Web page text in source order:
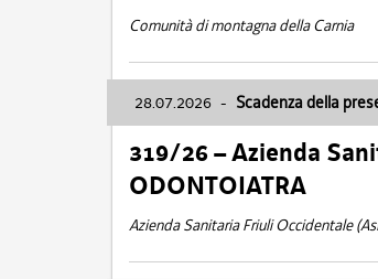
Comunità di montagna della Carnia
28.07.2026 - Scadenza della
319/26 – Azienda
ODONTOIATRA
Azienda Sanitaria Friuli Occidentale